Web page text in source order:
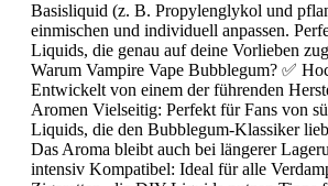
Basisliquid (z. B. Propylenglykol und
einmischen und individuell anpassen.
Liquids, die genau auf deine Vorlieben
Warum Vampire Vape Bubblegum? ✅
Entwickelt von einem der führenden
Aromen Vielseitig: Perfekt für Fans von
Liquids, die den Bubblegum-Klassiker
Das Aroma bleibt auch bei längerer
intensiv Kompatibel: Ideal für alle